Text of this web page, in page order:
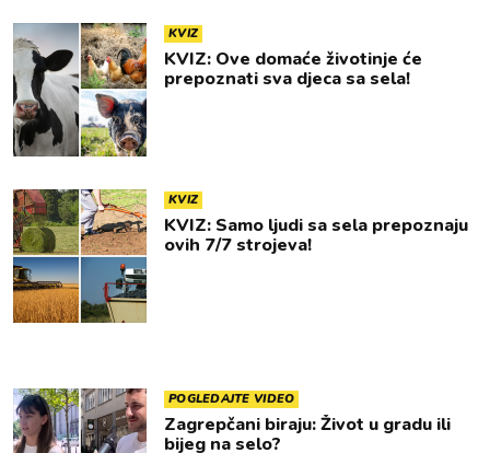
KVIZ
KVIZ: Ove domaće životinje će
prepoznati sva djeca sa sela!
KVIZ
KVIZ: Samo ljudi sa sela prepoznaju
ovih 7/7 strojeva!
POGLEDAJTE VIDEO
Zagrepčani biraju: Život u gradu ili
bijeg na selo?